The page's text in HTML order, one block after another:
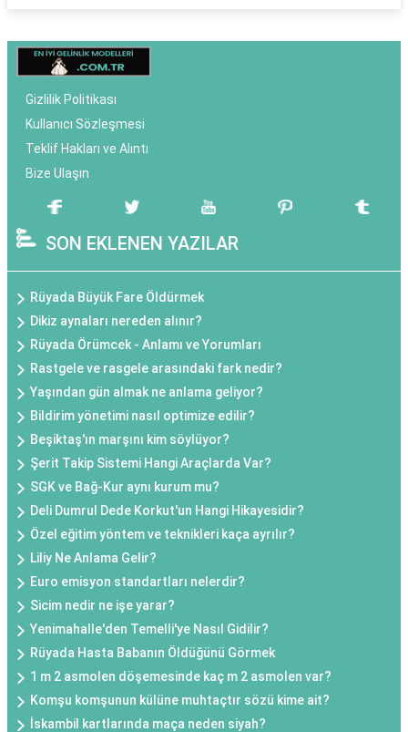
Gizlilik Politikası
Kullanıcı Sözleşmesi
Teklif Hakları ve Alıntı
Bize Ulaşın
SON EKLENEN YAZILAR
Rüyada Büyük Fare Öldürmek
Dikiz aynaları nereden alınır?
Rüyada Örümcek - Anlamı ve Yorumları
Rastgele ve rasgele arasındaki fark nedir?
Yaşından gün almak ne anlama geliyor?
Bildirim yönetimi nasıl optimize edilir?
Beşiktaş'ın marşını kim söylüyor?
Şerit Takip Sistemi Hangi Araçlarda Var?
SGK ve Bağ-Kur aynı kurum mu?
Deli Dumrul Dede Korkut'un Hangi Hikayesidir?
Özel eğitim yöntem ve teknikleri kaça ayrılır?
Liliy Ne Anlama Gelir?
Euro emisyon standartları nelerdir?
Sicim nedir ne işe yarar?
Yenimahalle'den Temelli'ye Nasıl Gidilir?
Rüyada Hasta Babanın Öldüğünü Görmek
1 m 2 asmolen döşemesinde kaç m 2 asmolen var?
Komşu komşunun külüne muhtaçtır sözü kime ait?
İskambil kartlarında maça neden siyah?